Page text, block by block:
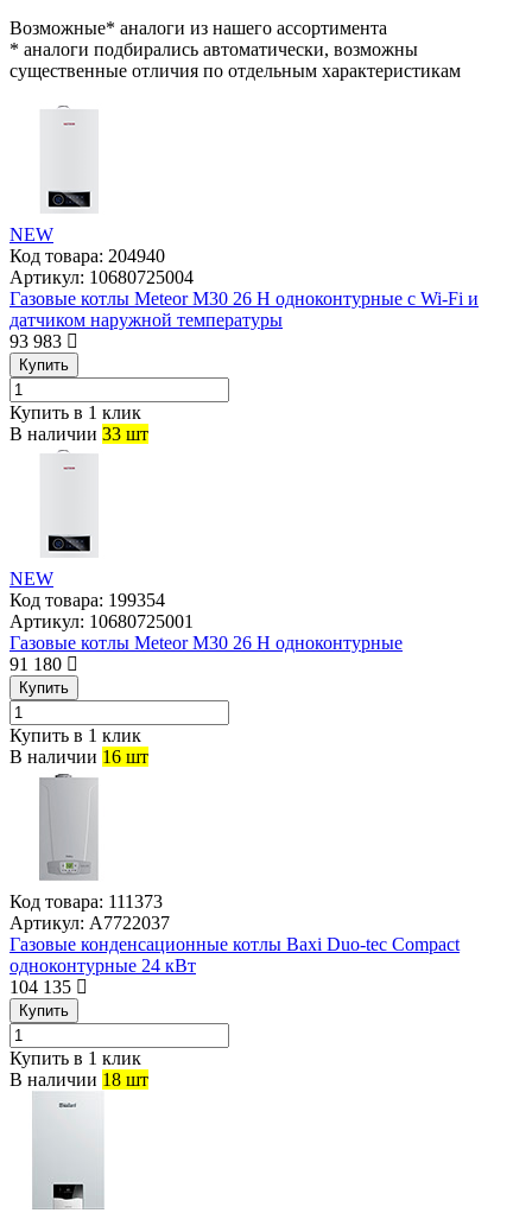
Возможные* аналоги из нашего ассортимента
* аналоги подбирались автоматически, возможны
существенные отличия по отдельным характеристикам
NEW
Код товара: 204940
Артикул: 10680725004
Газовые котлы Meteor M30 26 H одноконтурные с Wi-Fi и
датчиком наружной температуры
93 983
Купить
Купить в 1 клик
В наличии 33 шт
NEW
Код товара: 199354
Артикул: 10680725001
Газовые котлы Meteor M30 26 H одноконтурные
91 180
Купить
Купить в 1 клик
В наличии 16 шт
Код товара: 111373
Артикул: A7722037
Газовые конденсационные котлы Baxi Duo-tec Compact
одноконтурные 24 кВт
104 135
Купить
Купить в 1 клик
В наличии 18 шт